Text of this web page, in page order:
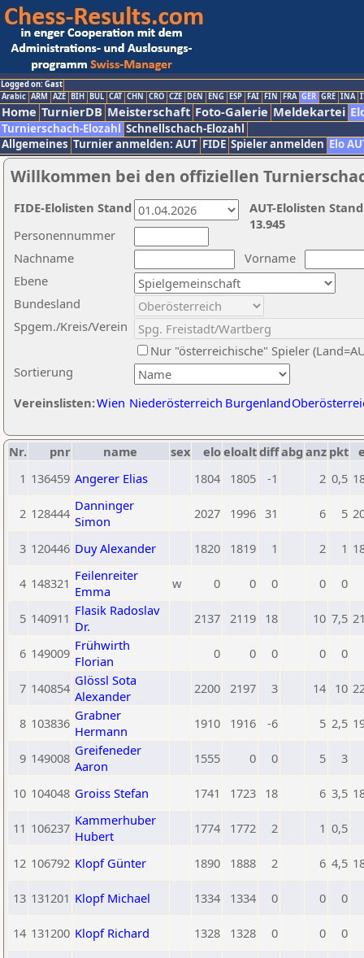
Logged on: Gast
Arabic ARM AZE BIH BUL CAT CHN CRO CZE DEN ENG ESP FAI FIN FRA GER GRE INA
Home TurnierDB Meisterschaft Foto-Galerie Meldekartei
Turnierschach-Elozahl Schnellschach-Elozahl
Allgemeines Turnier anmelden: AUT FIDE Spieler anmelden Elo
Willkommen bei den offiziellen
Nachname
Vorname
Ebene
Sortierung
Personennummer
Bundesland
Spgem./Kreis/Verein
Nur "österreichische" Spieler
Vereinslisten:Wien Niederösterreich Burgenland
AUT-Elolisten
13.945
FIDE-Elolisten Stand
Nr. pnr name sex eloeloaltdiffabg anz pkt
1 136459 Angerer Elias 1804 1805 -1 2 0,5
2 128444 Danninger
Simon
2027 1996 31 6 5
3 120446 Duy Alexander 1820 1819 1 2 1
4 148321 Feilenreiter
Emma
w 0 0 0 0 0
5 140911 Flasik Radoslav
Dr.
2137 2119 18 10 7,5
6 149009 Frühwirth
Florian
0 0 0 0 0
7 140854 Glössl Sota
Alexander
2200 2197 3 14 10
8 103836 Grabner
Hermann
1910 1916 -6 5 2,5
9 149008 Greifeneder
Aaron
1555 0 0 5 3
10 104048 Groiss Stefan 1741 1723 18 6 3,5
11 106237 Kammerhuber
Hubert
1774 1772 2 1 0,5
12 106792 Klopf Günter 1890 1888 2 6 4,5
13 131201 Klopf Michael 1334 1334 0 0 0
14 131200 Klopf Richard 1328 1328 0 0 0